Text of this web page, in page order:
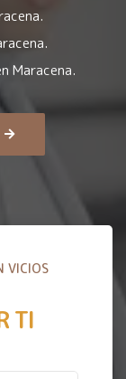
Maracena.
VICIOS
TI